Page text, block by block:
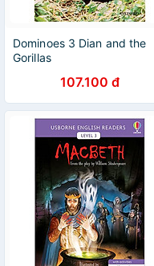
Dominoes 3 Dian and the
Gorillas
107.100 đ